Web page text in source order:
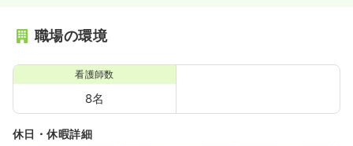
職場の環境
看護師数
8名
休日・休暇詳細